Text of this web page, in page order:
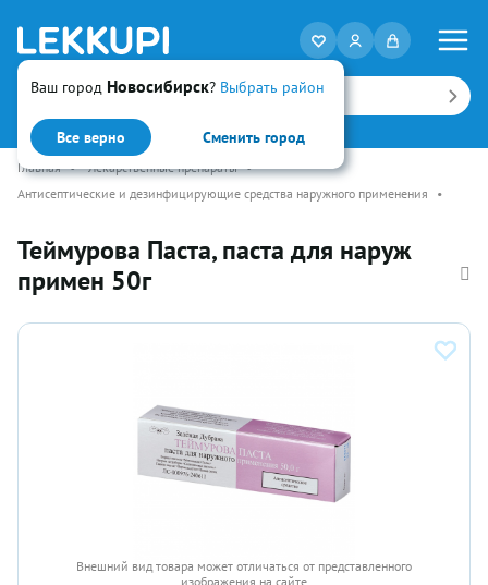
Ваш город Новосибирск? Выбрать район
Все верно Сменить город
Искать
Главная • Лекарственные препараты •
Антисептические и дезинфицирующие средства наружного применения
•
Теймурова Паста, паста для наруж
примен 50г
Внешний вид товара может отличаться от представленного
изображения на сайте